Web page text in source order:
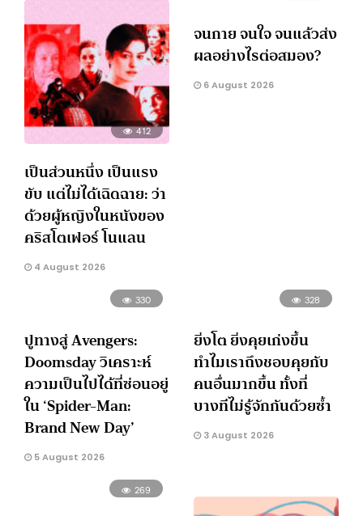
412
เป็นส่วนหนึ่ง เป็นแรง
ขับ แต่ไม่ได้เฉิดฉาย: ว่า
ด้วยผู้หญิงในหนังของ
คริสโตเฟอร์ โนแลน
4 August 2026
จนกาย จนใจ จนแล้วส่ง
ผลอย่างไรต่อสมอง?
6 August 2026
330
ปูทางสู่ Avengers:
Doomsday วิเคราะห์
ความเป็นไปได้ที่ซ่อนอยู่
ใน ‘Spider-Man:
Brand New Day’
5 August 2026
328
ยิ่งโต ยิ่งคุยเก่งขึ้น
ทำไมเราถึงชอบคุยกับ
คนอื่นมากขึ้น ทั้งที่
บางทีไม่รู้จักกันด้วยซ้ำ
3 August 2026
269